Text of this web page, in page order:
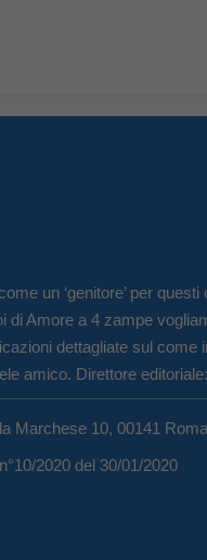
un ‘genitore’ per
Amore a 4 zampe
dettagliate sul come
amico. Direttore editoriale:
Marchese 10, 00141
2020 del 30/01/2020